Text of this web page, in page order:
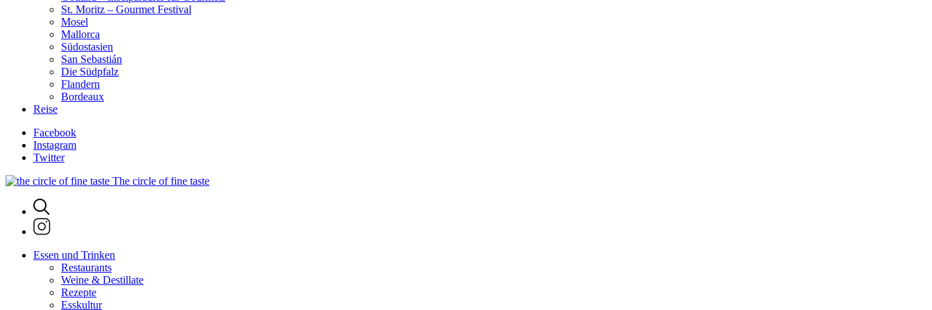
St. Moritz – Gourmet Festival
Mosel
Mallorca
Südostasien
San Sebastián
Die Südpfalz
Flandern
Bordeaux
Reise
Facebook
Instagram
Twitter
The circle of fine taste
Essen und Trinken
Restaurants
Weine & Destillate
Rezepte
Esskultur